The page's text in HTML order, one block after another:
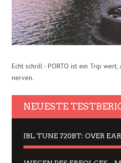
Echt schrill - PORTO ist ein Trip
nerven.
NEUESTE